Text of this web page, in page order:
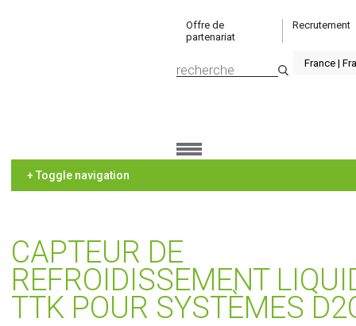
Offre de
partenariat
Recrutement
+ Toggle navigation
CAPTEUR DE
REFROIDISSEMENT
TTK POUR SYSTÈMES